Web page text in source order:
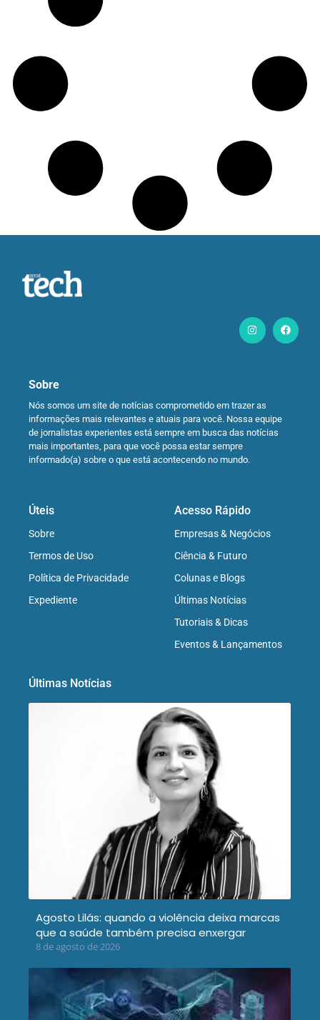
Sobre
Nós somos um site de notícias comprometido em trazer as
informações mais relevantes e atuais para você. Nossa equipe
de jornalistas experientes está sempre em busca das notícias
mais importantes, para que você possa estar sempre
informado(a) sobre o que está acontecendo no mundo.
Úteis
Sobre
Termos de Uso
Política de Privacidade
Expediente
Acesso Rápido
Empresas & Negócios
Ciência & Futuro
Colunas e Blogs
Últimas Notícias
Tutoriais & Dicas
Eventos & Lançamentos
Últimas Notícias
Agosto Lilás: quando a violência deixa marcas
que a saúde também precisa enxergar
8 de agosto de 2026